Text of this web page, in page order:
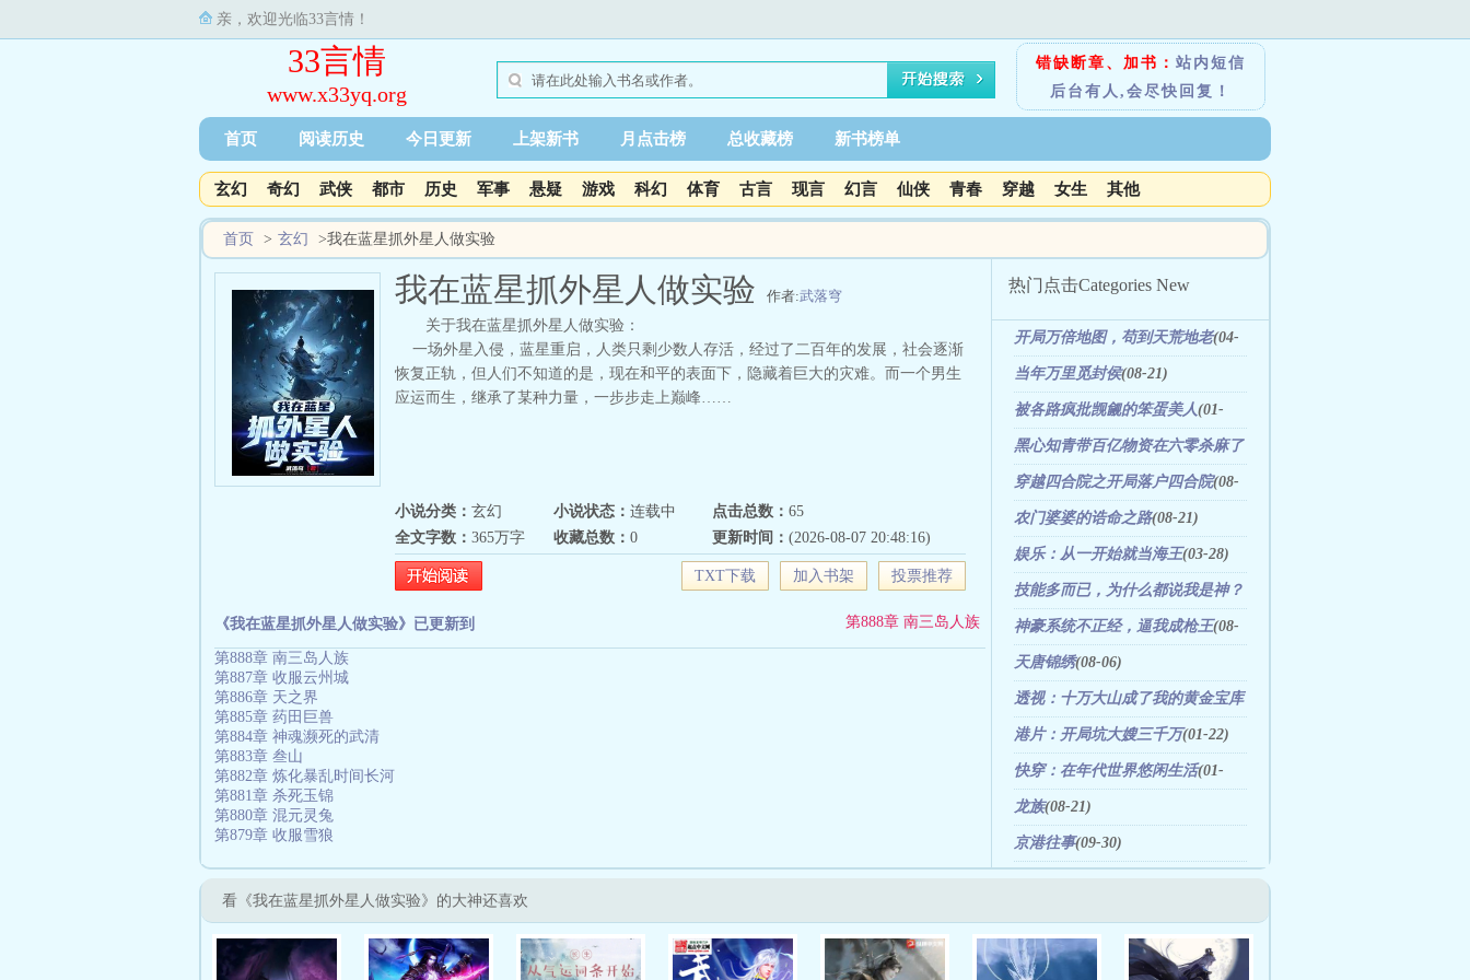
亲，欢迎光临33言情！
33言情
www.x33yq.org
错缺断章、加书： 站内短信
后台有人,会尽快回复！
首页 阅读历史 今日更新 上架新书 月点击榜 总收藏榜 新书榜单
玄幻 奇幻 武侠 都市 历史 军事 悬疑 游戏 科幻 体育 古言 现言 幻言 仙侠 青春 穿越 女生 其他
首页 > 玄幻 >我在蓝星抓外星人做实验
我在蓝星抓外星人做实验 作者:武落穹
关于我在蓝星抓外星人做实验：
一场外星入侵，蓝星重启，人类只剩少数人存活，经过了二百年的发展，社会逐渐
恢复正轨，但人们不知道的是，现在和平的表面下，隐藏着巨大的灾难。而一个男生
应运而生，继承了某种力量，一步步走上巅峰……
小说分类： 玄幻 小说状态： 连载中 点击总数： 65
全文字数： 365万字 收藏总数： 0 更新时间： (2026-08-07 20:48:16)
TXT下载 加入书架 投票推荐
《我在蓝星抓外星人做实验》已更新到 第888章 南三岛人族
第888章 南三岛人族
第887章 收服云州城
第886章 天之界
第885章 药田巨兽
第884章 神魂濒死的武清
第883章 叁山
第882章 炼化暴乱时间长河
第881章 杀死玉锦
第880章 混元灵兔
第879章 收服雪狼
热门点击Categories New
开局万倍地图，苟到天荒地老(04-
05)
当年万里觅封侯(08-21)
被各路疯批觊觎的笨蛋美人(01-
18)
黑心知青带百亿物资在六零杀麻了
(11-25)
穿越四合院之开局落户四合院(08-
06)
农门婆婆的诰命之路(08-21)
娱乐：从一开始就当海王(03-28)
技能多而已，为什么都说我是神？
(11-25)
神豪系统不正经，逼我成枪王(08-
07)
天唐锦绣(08-06)
透视：十万大山成了我的黄金宝库
(09-04)
港片：开局坑大嫂三千万(01-22)
快穿：在年代世界悠闲生活(01-
22)
龙族(08-21)
京港往事(09-30)
看《我在蓝星抓外星人做实验》的大神还喜欢